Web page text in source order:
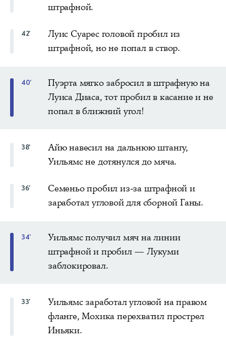
штрафной.
42'
Луис Суарес головой пробил из
штрафной, но не попал в створ.
40'
Пуэрта мягко забросил в штрафную на
Луиса Диаса, тот пробил в касание и не
попал в ближний угол!
38'
Айю навесил на дальнюю штангу,
Уильямс не дотянулся до мяча.
36'
Семеньо пробил из-за штрафной и
заработал угловой для сборной Ганы.
34'
Уильямс получил мяч на линии
штрафной и пробил — Лукуми
заблокировал.
33'
Уильямс заработал угловой на правом
фланге, Мохика перехватил прострел
Иньяки.